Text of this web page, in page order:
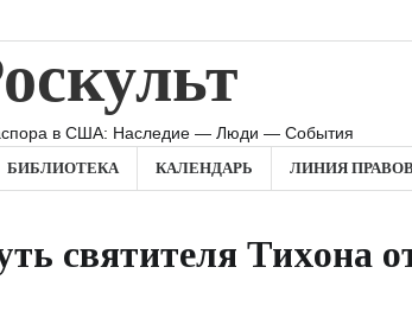
в США: Наследие — Люди — События
БИБЛИОТЕКА КАЛЕНДАРЬ ЛИНИЯ
святителя Тихона